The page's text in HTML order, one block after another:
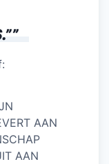
”
AAN
AAN